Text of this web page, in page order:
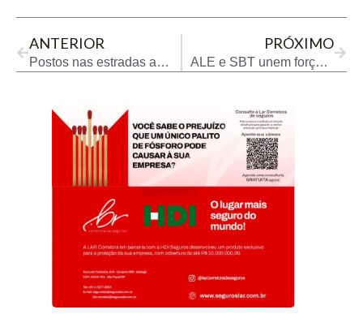
ANTERIOR
Postos nas estradas ampliam serviços para viajantes
PRÓXIMO
ALE e SBT unem forças em cobertura de futebol